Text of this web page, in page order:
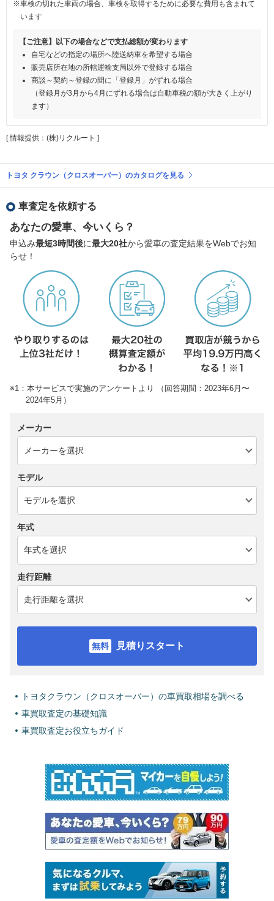
※車検の切れた車両の場合、車検を取得するために必要な費用も含まれて
います
【ご注意】以下の場合などで支払総額が変わります
自宅などの指定の場所へ陸送納車を希望する場合
販売店所在地の所轄運輸支局以外で登録する場合
商談～契約～登録の間に「登録月」がずれる場合
（登録月が3月から4月にずれる場合は自動車税の額が大きく上がり
ます）
[ 情報提供：(株)リクルート ]
トヨタ クラウン（クロスオーバー）のカタログを見る
車査定を依頼する
あなたの愛車、今いくら？
申込み最短3時間後に最大20社から愛車の査定結果をWebでお知
らせ！
※1：本サービスで実施のアンケートより （回答期間：2023年6月〜
2024年5月）
メーカー
モデル
年式
走行距離
見積りスタート
トヨタクラウン（クロスオーバー）の車買取相場を調べる
車買取査定の基礎知識
車買取査定お役立ちガイド